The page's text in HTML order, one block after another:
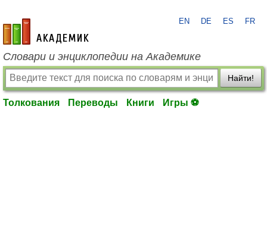
academic.ru
EN DE ES FR
Словари и энциклопедии на Академике
Найти!
Толкования Переводы Книги Игры ⚽